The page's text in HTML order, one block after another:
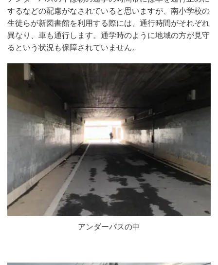
するなどの配慮がなされていると思いますが、南小学校の
生徒らが新図書館を利用する際には、通行時間がそれぞれ
異なり、車も通行します。通学時のように地域の方が見守
るという状況も保障されていません。
アンダーパスの中